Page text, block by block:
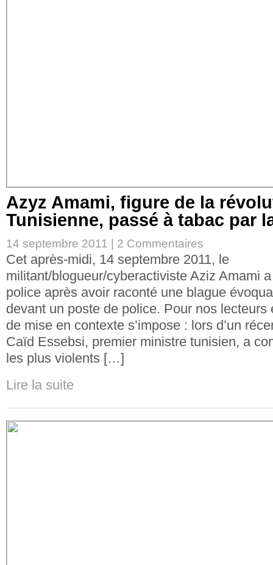
Azyz Amami, figure de la
Tunisienne, passé à tabac par
14 septembre 2011 | 2 Commentaires
Cet après-midi, 14 septembre 2011, le
militant/blogueur/cyberactiviste Aziz Amami
police après avoir raconté une blague
devant un poste de police. Pour nos lecteurs
de mise en contexte s’impose : lors d’un
Caïd Essebsi, premier ministre tunisien, a
les plus violents […]
Lire la suite